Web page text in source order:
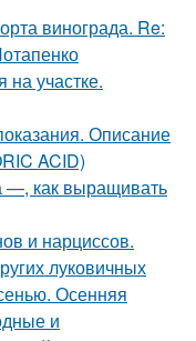
винограда. Re:
на участке.
Описание
ACID)
—, как выращивать
и нарциссов.
луковичных
Осенняя
и